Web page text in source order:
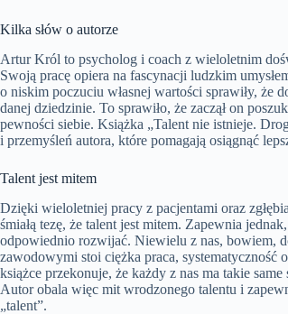
Kilka słów o autorze
Artur Król to psycholog i coach z wieloletnim
Swoją pracę opiera na fascynacji ludzkim
o niskim poczuciu własnej wartości sprawiły, że
danej dziedzinie. To sprawiło, że zaczął on
pewności siebie. Książka „Talent nie istnieje.
i przemyśleń autora, które pomagają osiągnąć
Talent jest mitem
Dzięki wieloletniej pracy z pacjentami oraz
śmiałą tezę, że talent jest mitem. Zapewnia
odpowiednio rozwijać. Niewielu z nas, bowiem,
zawodowymi stoi ciężka praca,
książce przekonuje, że każdy z nas ma takie
Autor obala więc mit wrodzonego talentu i
„talent”.